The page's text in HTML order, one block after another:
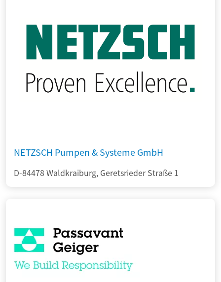
NETZSCH Pumpen & Systeme GmbH
D-84478 Waldkraiburg, Geretsrieder Straße 1